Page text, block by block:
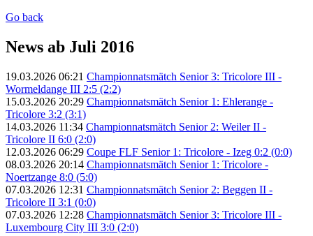
Go back
News ab Juli 2016
19.03.2026 06:21 Championnatsmätch Senior 3: Tricolore III -
Wormeldange III 2:5 (2:2)
15.03.2026 20:29 Championnatsmätch Senior 1: Ehlerange -
Tricolore 3:2 (3:1)
14.03.2026 11:34 Championnatsmätch Senior 2: Weiler II -
Tricolore II 6:0 (2:0)
12.03.2026 06:29 Coupe FLF Senior 1: Tricolore - Izeg 0:2 (0:0)
08.03.2026 20:14 Championnatsmätch Senior 1: Tricolore -
Noertzange 8:0 (5:0)
07.03.2026 12:31 Championnatsmätch Senior 2: Beggen II -
Tricolore II 3:1 (0:0)
07.03.2026 12:28 Championnatsmätch Senior 3: Tricolore III -
Luxembourg City III 3:0 (2:0)